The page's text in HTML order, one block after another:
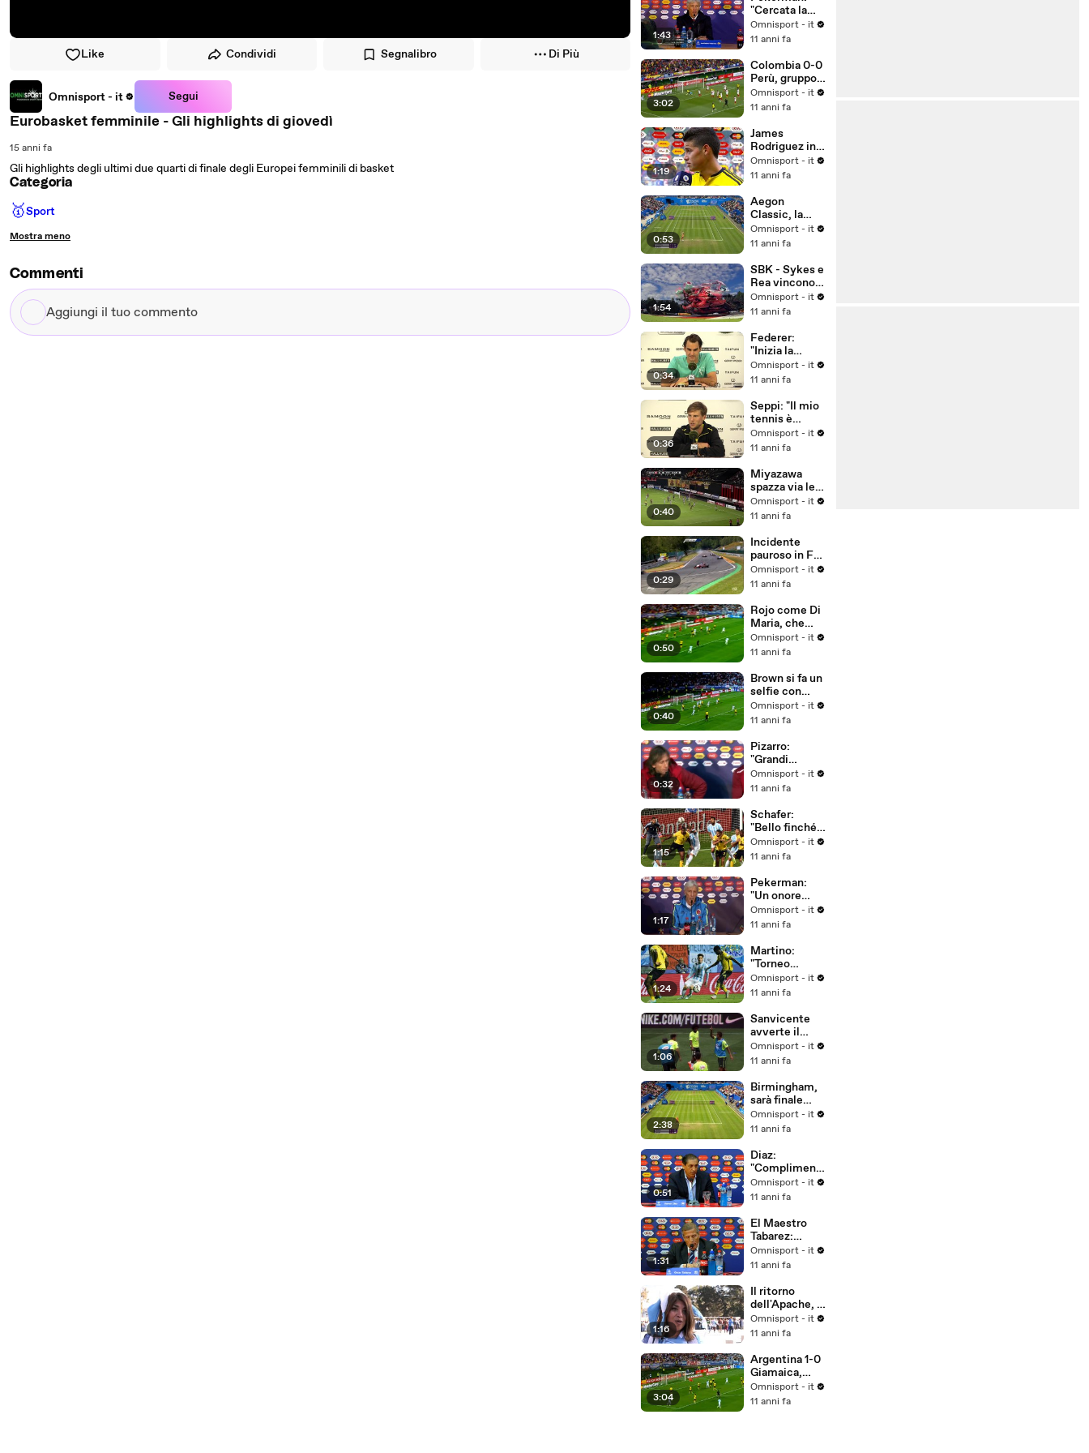
Like Condividi Segnalibro Di Più
Omnisport - it Segui
Eurobasket femminile - Gli highlights di giovedì
15 anni fa
Gli highlights degli ultimi due quarti di finale degli Europei femminili di basket
Categoria
🥇Sport
Mostra meno
Commenti
Aggiungi
il
1:43
"Cercata la
vittoria in
ogni modo"
Omnisport - it
11 anni fa
3:02
Colombia 0-0
Perù, gruppo
C
Omnisport - it
11 anni fa
1:19
James
Rodriguez in
lacrime dopo
lo 0-0 con il
Omnisport - it
11 anni fa
0:53
Aegon
Classic, la
Kerber trionfa
sulla Pliskova
Omnisport - it
11 anni fa
1:54
SBK - Sykes e
Rea vincono a
Misano,
Biaggi due
Omnisport - it
11 anni fa
0:34
Federer:
"Inizia la
preparazione
per
Omnisport - it
11 anni fa
0:36
Seppi: "Il mio
tennis è
migliorato
negli anni"
Omnisport - it
11 anni fa
0:40
Miyazawa
spazza via le
ragnatele...
Omnisport - it
11 anni fa
0:29
Incidente
pauroso in F3,
illeso Gustavo
Menezes
Omnisport - it
11 anni fa
0:50
Rojo come Di
Maria, che
rabona!
Omnisport - it
11 anni fa
0:40
Brown si fa un
selfie con
Messi
Omnisport - it
11 anni fa
0:32
Pizarro:
"Grandi
obiettivi per il
Perù"
Omnisport - it
11 anni fa
1:15
Schafer:
"Bello finché è
durato..."
Omnisport - it
11 anni fa
1:17
Pekerman:
"Un onore
allenare la
Colombia"
Omnisport - it
11 anni fa
1:24
Martino:
"Torneo
intenso,
dobbiamo
quarti"
Omnisport - it
11 anni fa
1:06
Sanvicente
avverte il
Brasile: "La
storia si può
Omnisport - it
11 anni fa
2:38
Birmingham,
sarà finale
Kerber-
Pliskova
Omnisport - it
11 anni fa
0:51
Diaz:
"Complimenti
alla squadra"
Omnisport - it
11 anni fa
1:31
El Maestro
Tabarez:
"Poco
convinto della
Omnisport - it
11 anni fa
1:16
Il ritorno
dell'Apache, il
popolo del
Boca aspetta
Omnisport - it
11 anni fa
3:04
Argentina 1-0
Giamaica,
gruppo B
Omnisport - it
11 anni fa